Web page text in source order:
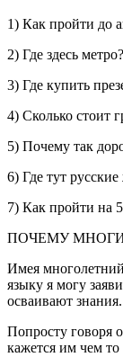
1) Как пройти до
2) Где здесь метро?
3) Где купить
4) Сколько стоит
5) Почему так
6) Где тут
7) Как пройти на
ПОЧЕМУ
Имея
языку я могу
осваивают знания.
Попросту говоря
кажется им чем